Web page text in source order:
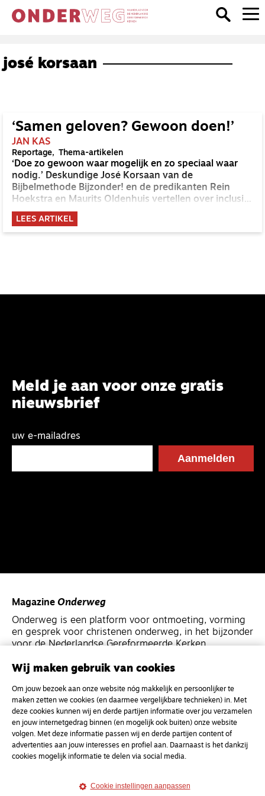
josé korsaan
‘Samen geloven? Gewoon doen!’
JAN KAS
Reportage Thema-artikelen
‘Doe zo gewoon waar mogelijk en zo speciaal waar
nodig.’ Deskundige José Korsaan van de
Bijbelmethode Bijzonder! en de predikanten Rein
Hoekstra en Maurits Oldenhuis vertellen over inclusief
kerk zijn in de praktijk.
LEES ARTIKEL
Meld je aan voor onze gratis
nieuwsbrief
uw e-mailadres
Magazine Onderweg
Onderweg is een platform voor ontmoeting, vorming
en gesprek voor christenen onderweg, in het bijzonder
voor de Nederlandse Gereformeerde Kerken.
Magazine
Onderweg
Kvk-nummer 33277063
NL46 INGB 0117 5827 86
info@onderwegonline.nl
Wij maken gebruik van cookies
Om jouw bezoek aan onze website nóg makkelijk en persoonlijker te
maken zetten we cookies (en daarmee vergelijkbare technieken) in. Met
deze cookies kunnen wij en derde partijen informatie over jou verzamelen
en jouw internetgedrag binnen (en mogelijk ook buiten) onze website
volgen. Met deze informatie passen wij en derde partijen content of
advertenties aan jouw interesses en profiel aan. Daarnaast is het dankzij
cookies mogelijk informatie te delen via social media.
Cookie instellingen aanpassen